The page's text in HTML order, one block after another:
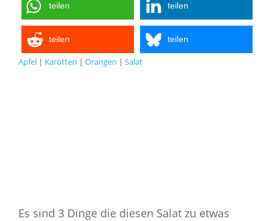
teilen teilen
teilen teilen
Apfel | Karotten | Orangen | Salat
Es sind 3 Dinge die diesen Salat zu etwas